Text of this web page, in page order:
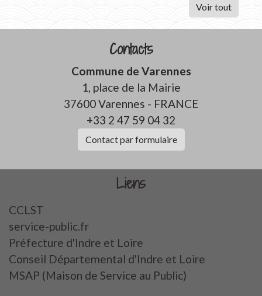
Voir tout
Contacts
Commune de Varennes
1, place de la Mairie
37600 Varennes - FRANCE
+33 2 47 59 04 32
Contact par formulaire
Liens
CCLST
service-public.fr
Préfecture d'Indre et Loire
Conseil Départemental d'Indre et Loire
MSAP (Maison de Service au Public)